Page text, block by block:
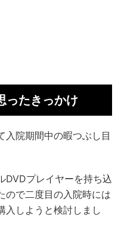
ったきっかけ
入院期間中の暇つぶし目
DVDプレイヤーを持ち込
ので二度目の入院時には
入しようと検討しまし